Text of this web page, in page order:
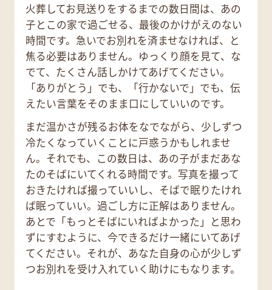
火葬してお見送りをするまでの数日間は、あの
子とこの家で過ごせる、最後のかけがえのない
時間です。急いでお別れを済ませなければ、と
焦る必要はありません。ゆっくり顔を見て、な
でて、たくさん話しかけてあげてください。
「ありがとう」でも、「行かないで」でも、伝
えたい言葉をそのまま口にしていいのです。
まだ温かさが残るお体をなでながら、少しずつ
冷たくなっていくことに戸惑うかもしれませ
ん。それでも、この数日は、あの子がまだあな
たのそばにいてくれる時間です。写真を撮って
おきたければ撮っていいし、そばで眠りたけれ
ば眠っていい。過ごし方に正解はありません。
あとで「もっとそばにいればよかった」と思わ
ずにすむように、今できるだけ一緒にいてあげ
てください。それが、あなた自身の心が少しず
つお別れを受け入れていく助けにもなります。